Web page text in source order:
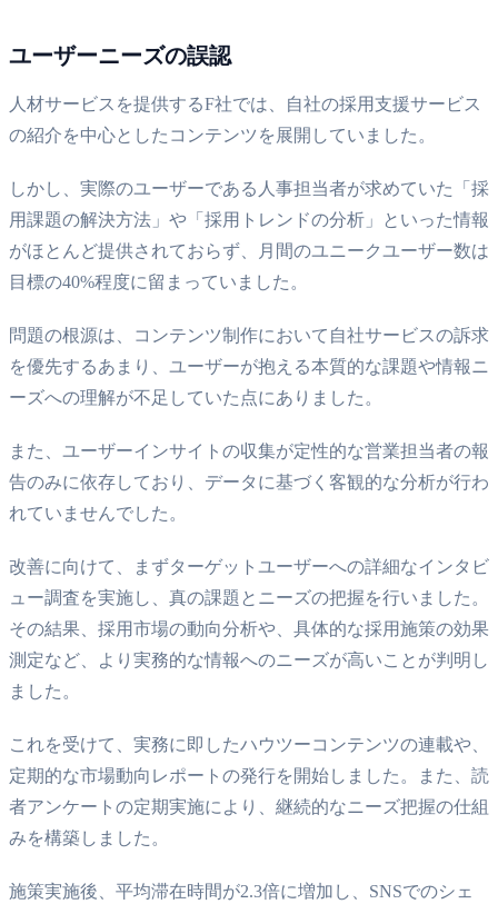
ユーザーニーズの誤認
人材サービスを提供するF社では、自社の採用支援サービス
の紹介を中心としたコンテンツを展開していました。
しかし、実際のユーザーである人事担当者が求めていた「採
用課題の解決方法」や「採用トレンドの分析」といった情報
がほとんど提供されておらず、月間のユニークユーザー数は
目標の40%程度に留まっていました。
問題の根源は、コンテンツ制作において自社サービスの訴求
を優先するあまり、ユーザーが抱える本質的な課題や情報ニ
ーズへの理解が不足していた点にありました。
また、ユーザーインサイトの収集が定性的な営業担当者の報
告のみに依存しており、データに基づく客観的な分析が行わ
れていませんでした。
改善に向けて、まずターゲットユーザーへの詳細なインタビ
ュー調査を実施し、真の課題とニーズの把握を行いました。
その結果、採用市場の動向分析や、具体的な採用施策の効果
測定など、より実務的な情報へのニーズが高いことが判明し
ました。
これを受けて、実務に即したハウツーコンテンツの連載や、
定期的な市場動向レポートの発行を開始しました。また、読
者アンケートの定期実施により、継続的なニーズ把握の仕組
みを構築しました。
施策実施後、平均滞在時間が2.3倍に増加し、SNSでのシェ